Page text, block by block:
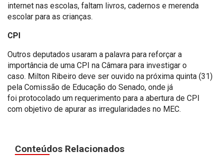
internet nas escolas, faltam livros, cadernos e merenda
escolar para as crianças.
CPI
Outros deputados usaram a palavra para reforçar a
importância de uma CPI na Câmara para investigar o
caso. Milton Ribeiro deve ser ouvido na próxima quinta (31)
pela Comissão de Educação do Senado, onde já
foi protocolado um requerimento para a abertura de CPI
com objetivo de apurar as irregularidades no MEC.
Conteúdos Relacionados